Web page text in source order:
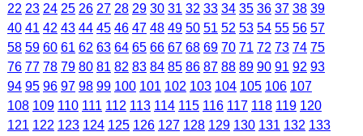
22 23 24 25 26 27 28 29 30 31 32 33 34 35 36 37 38 39
40 41 42 43 44 45 46 47 48 49 50 51 52 53 54 55 56 57
58 59 60 61 62 63 64 65 66 67 68 69 70 71 72 73 74 75
76 77 78 79 80 81 82 83 84 85 86 87 88 89 90 91 92 93
94 95 96 97 98 99 100 101 102 103 104 105 106 107
108 109 110 111 112 113 114 115 116 117 118 119 120
121 122 123 124 125 126 127 128 129 130 131 132 133